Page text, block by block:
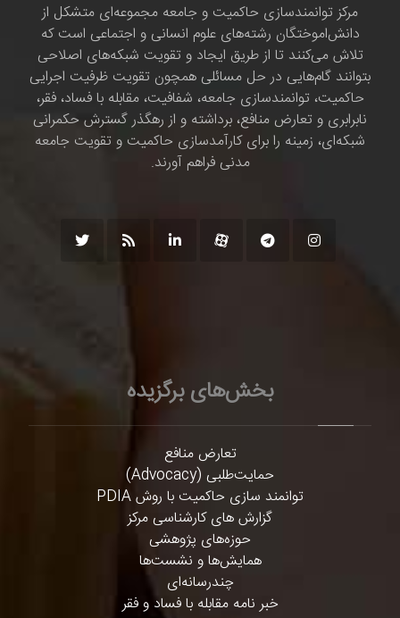
مرکز توانمندسازی حاکمیت و جامعه مجموعه‌ای متشکل از
دانش‌اموختگان رشته‌های علوم انسانی و اجتماعی است که
تلاش می‌کنند تا از طریق ایجاد و تقویت شبکه‌های اصلاحی
بتوانند گام‌هایی در حل مسائلی همچون تقویت ظرفیت اجرایی
حاکمیت، توانمندسازی جامعه، شفافیت، مقابله با فساد، فقر،
نابرابری و تعارض منافع، برداشته و از رهگذر گسترش حکمرانی
شبکه‌ای، زمینه را برای کارآمدسازی حاکمیت و تقویت جامعه
مدنی فراهم آورند.
بخش‌های برگزیده
تعارض منافع
حمایت‌طلبی (Advocacy)
توانمند سازی حاکمیت با روش PDIA
گزارش های کارشناسی مرکز
حوزه‌های پژوهشی
همایش‌ها و نشست‌ها
چندرسانه‌ای
خبر نامه مقابله با فساد و فقر